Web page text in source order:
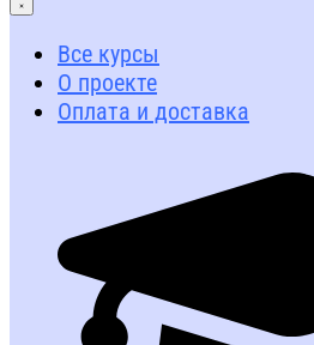
Все курсы
О проекте
Оплата и доставка